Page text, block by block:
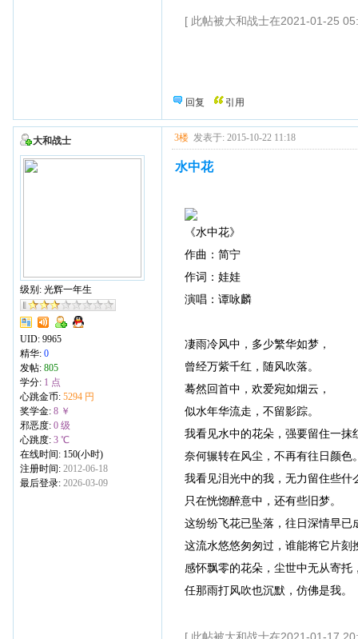
[ 此帖被大和战士在2021-01-25
回复 引用
大和战士
级别: 光辉一年生
UID: 9965
精华: 0
发帖: 805
学分: 1 点
心跳金币: 5294 円
奖学金: 8 ￥
邪恶度: 0 级
心跳度: 3 ℃
在线时间: 150(小时)
注册时间: 2012-06-18
最后登录: 2026-03-09
3楼 发表于: 2015-10-22 11:18
水中花
《水中花》
作曲：简宁
作词：娃娃
演唱：谭咏麟
凄雨冷风中，多少繁华如梦，
曾经万紫千红，随风吹落。
蓦然回首中，欢爱宛如烟云，
似水年华流走，不留影踪。
我看见水中的花朵，强要留住一抹
奈何辗转在风尘，不再有往日颜色
我看见泪光中的我，无力留住些什
只在恍惚醉意中，还有些旧梦。
这纷纷飞花已坠落，往日深情早已
这流水悠悠匆匆过，谁能将它片刻
感怀飘零的花朵，尘世中无从寄托
任那雨打风吹也沉默，仿佛是我。